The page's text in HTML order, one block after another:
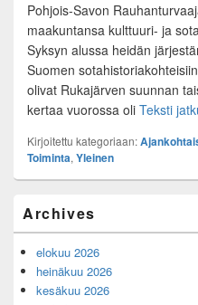
Pohjois-Savon
maakuntansa kulttuuri- ja
Syksyn alussa heidän
Suomen
olivat Rukajärven suunnan
kertaa vuorossa oli Teksti
Kirjoitettu kategoriaan:
Toiminta, Yleinen
Sidebar
Area
Archives
elokuu 2026
heinäkuu 2026
kesäkuu 2026